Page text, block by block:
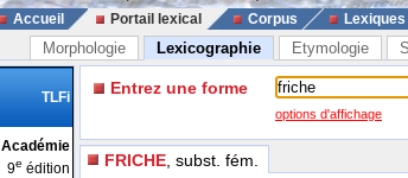
Accueil Portail lexical Corpus Lexiques
Morphologie Lexicographie Etymologie
TLFi
Académie
9e édition
Entrez une forme
options d'affichage
FRICHE , subst. fém.